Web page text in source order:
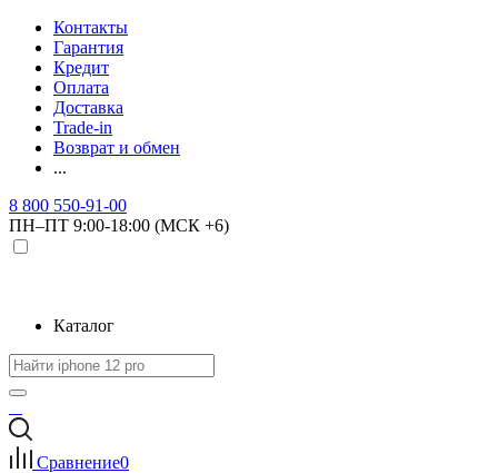
Контакты
Гарантия
Кредит
Оплата
Доставка
Trade-in
Возврат и обмен
...
8 800 550-91-00
ПН–ПТ 9:00-18:00 (МСК +6)
Каталог
Сравнение0